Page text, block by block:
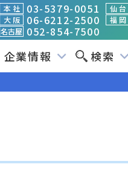
本 社 03-5379-0051 仙 台
大 阪 06-6212-2500 福 岡
名古屋 052-854-7500
企業情報 検索